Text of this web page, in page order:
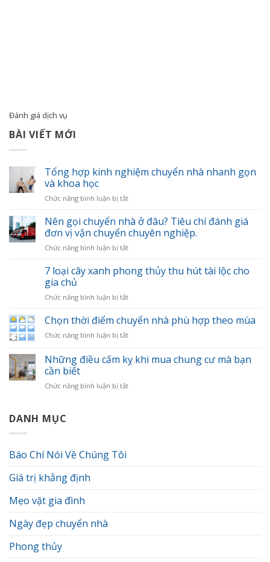
Đánh giá dịch vụ
BÀI VIẾT MỚI
Tổng hợp kinh nghiệm chuyển nhà nhanh gọn
và khoa học
Chức năng bình luận bị tắtở
hợp
kinh
nghiệm
chuyển
nhanh
gọn
khoa
Nên gọi chuyển nhà ở đâu? Tiêu chí đánh giá
đơn vị vận chuyển chuyên nghiệp.
Chức năng bình luận bị tắtở
gọi
chuyển
ở
Tiêu
chí
đánh
đơn
chuyển
7 loại cây xanh phong thủy thu hút tài lộc cho
gia chủ
Chức năng bình luận bị tắtở
loại
cây
xanh
thủy
thu
tài
Chọn thời điểm chuyển nhà phù hợp theo mùa
Chức năng bình luận bị tắtở
thời
điểm
nhà
Những điều cấm kỵ khi mua chung cư mà bạn
cần biết
Chức năng bình luận bị tắtở
DANH MỤC
Báo Chí Nói Về Chúng Tôi
Giá trị khẳng định
Mẹo vặt gia đình
Ngày đẹp chuyển nhà
Phong thủy